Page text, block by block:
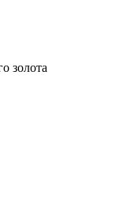
золота